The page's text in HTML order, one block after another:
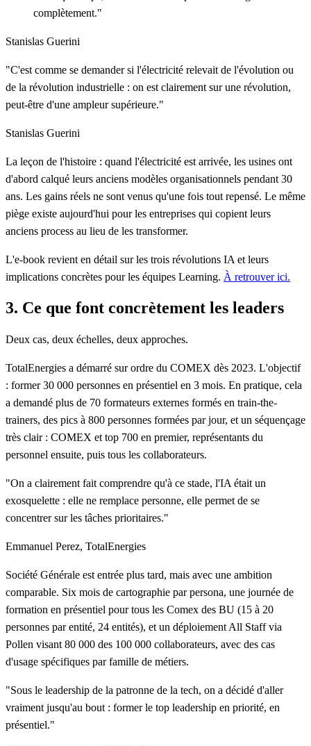
complètement."
Stanislas Guerini
"C'est comme se demander si l'électricité relevait de l'évolution ou
de la révolution industrielle : on est clairement sur une révolution,
peut-être d'une ampleur supérieure."
Stanislas Guerini
La leçon de l'histoire : quand l'électricité est arrivée, les usines ont
d'abord calqué leurs anciens modèles organisationnels pendant 30
ans. Les gains réels ne sont venus qu'une fois tout repensé. Le même
piège existe aujourd'hui pour les entreprises qui copient leurs
anciens process au lieu de les transformer.
L'e-book revient en détail sur les trois révolutions IA et leurs
implications concrètes pour les équipes Learning. À retrouver ici.
3. Ce que font concrètement les leaders
Deux cas, deux échelles, deux approches.
TotalEnergies a démarré sur ordre du COMEX dès 2023. L'objectif
: former 30 000 personnes en présentiel en 3 mois. En pratique, cela
a demandé plus de 70 formateurs externes formés en train-the-
trainers, des pics à 800 personnes formées par jour, et un séquençage
très clair : COMEX et top 700 en premier, représentants du
personnel ensuite, puis tous les collaborateurs.
"On a clairement fait comprendre qu'à ce stade, l'IA était un
exosquelette : elle ne remplace personne, elle permet de se
concentrer sur les tâches prioritaires."
Emmanuel Perez, TotalEnergies
Société Générale est entrée plus tard, mais avec une ambition
comparable. Six mois de cartographie par persona, une journée de
formation en présentiel pour tous les Comex des BU (15 à 20
personnes par entité, 24 entités), et un déploiement All Staff via
Pollen visant 80 000 des 100 000 collaborateurs, avec des cas
d'usage spécifiques par famille de métiers.
"Sous le leadership de la patronne de la tech, on a décidé d'aller
vraiment jusqu'au bout : former le top leadership en priorité, en
présentiel."